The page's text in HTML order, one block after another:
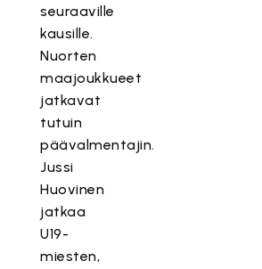
seuraaville
kausille.
Nuorten
maajoukkueet
jatkavat
tutuin
päävalmentajin.
Jussi
Huovinen
jatkaa
U19-
miesten,